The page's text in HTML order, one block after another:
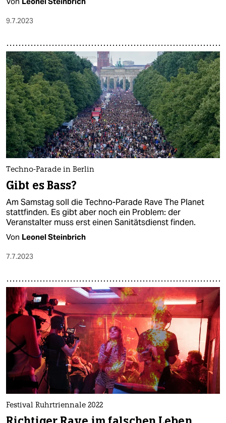
9.7.2023
Techno-Parade in Berlin
Gibt es Bass?
Am Samstag soll die Techno-Parade Rave The Planet
stattfinden. Es gibt aber noch ein Problem: der
Veranstalter muss erst einen Sanitätsdienst finden.
Von Leonel Steinbrich
7.7.2023
Festival Ruhrtriennale 2022